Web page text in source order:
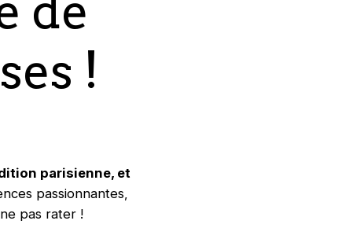
!
parisienne, et
passionnantes,
pas rater !